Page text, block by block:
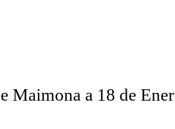
Maimona a 18 de